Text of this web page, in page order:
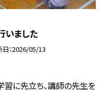
ました
日 2026/05/13
習に先立ち、講師の先生を